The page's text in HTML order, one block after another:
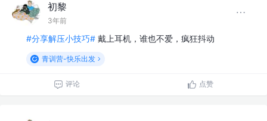
初黎
3年前
#分享解压小技巧# 戴上耳机，谁也不爱，疯狂抖动
青训营-快乐出发
评论 点赞